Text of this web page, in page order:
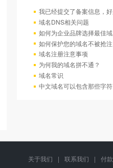
我已经提交了备案信息，
域名DNS相关问题
如何为企业品牌选择最佳
如何保护您的域名不被抢注
域名注册注意事项
为何我的域名拼不通？
域名常识
中文域名可以包含那些字
关于我们 | 联系我们 |
付